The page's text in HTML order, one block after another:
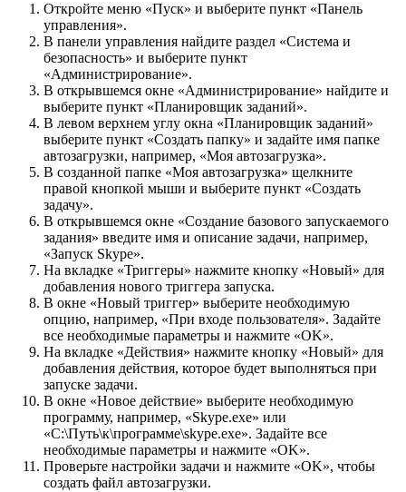
Откройте меню «Пуск» и выберите пункт «Панель
управления».
В панели управления найдите раздел «Система и
безопасность» и выберите пункт
«Администрирование».
В открывшемся окне «Администрирование» найдите и
выберите пункт «Планировщик заданий».
В левом верхнем углу окна «Планировщик заданий»
выберите пункт «Создать папку» и задайте имя папке
автозагрузки, например, «Моя автозагрузка».
В созданной папке «Моя автозагрузка» щелкните
правой кнопкой мыши и выберите пункт «Создать
задачу».
В открывшемся окне «Создание базового запускаемого
задания» введите имя и описание задачи, например,
«Запуск Skype».
На вкладке «Триггеры» нажмите кнопку «Новый» для
добавления нового триггера запуска.
В окне «Новый триггер» выберите необходимую
опцию, например, «При входе пользователя». Задайте
все необходимые параметры и нажмите «OK».
На вкладке «Действия» нажмите кнопку «Новый» для
добавления действия, которое будет выполняться при
запуске задачи.
В окне «Новое действие» выберите необходимую
программу, например, «Skype.exe» или
«C:\Путь\к\программе\skype.exe». Задайте все
необходимые параметры и нажмите «OK».
Проверьте настройки задачи и нажмите «OK», чтобы
создать файл автозагрузки.